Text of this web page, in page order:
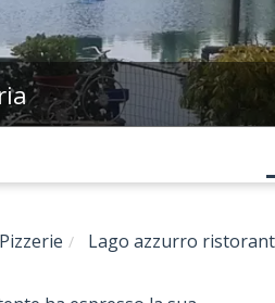
Pizzerie Lago azzurro